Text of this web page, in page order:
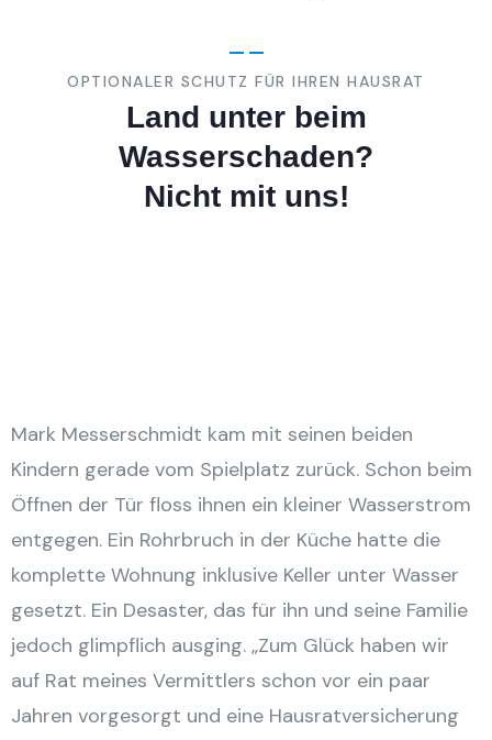
OPTIONALER SCHUTZ FÜR IHREN HAUSRAT
Land unter beim
Wasserschaden?
Nicht mit uns!
Mark Messerschmidt kam mit seinen beiden
Kindern gerade vom Spielplatz zurück. Schon beim
Öffnen der Tür floss ihnen ein kleiner Wasserstrom
entgegen. Ein Rohrbruch in der Küche hatte die
komplette Wohnung inklusive Keller unter Wasser
gesetzt. Ein Desaster, das für ihn und seine Familie
jedoch glimpflich ausging. „Zum Glück haben wir
auf Rat meines Vermittlers schon vor ein paar
Jahren vorgesorgt und eine Hausratversicherung